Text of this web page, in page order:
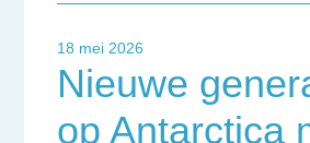
18 mei 2026
Nieuwe
op Antarctica